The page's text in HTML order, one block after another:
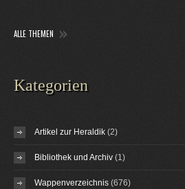
ALLE THEMEN
Kategorien
Artikel zur Heraldik (2)
Bibliothek und Archiv (1)
Wappenverzeichnis (676)